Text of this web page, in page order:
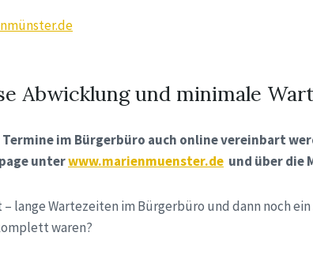
Abwicklung und minimale
im Bürgerbüro auch online vereinbart
unterwww.marienmuenster.de und über die
– lange Wartezeiten im Bürgerbüro und dann noch
waren?